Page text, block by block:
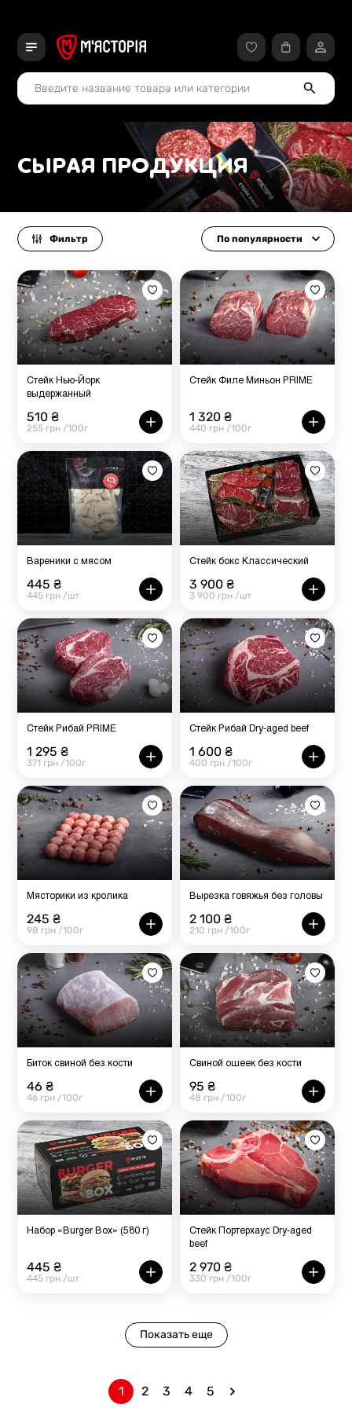
СЫРАЯ ПРОДУКЦИЯ
Фильтр По популярности
Стейк Нью-Йорк
выдержанный
510 ₴
255 грн /100г
Стейк Филе Миньон PRIME
1 320 ₴
440 грн /100г
Вареники с мясом
445 ₴
445 грн /шт
Стейк бокс Классический
3 900 ₴
3 900 грн /шт
Стейк Рибай PRIME
1 295 ₴
371 грн /100г
Стейк Рибай Dry-aged beef
1 600 ₴
400 грн /100г
Мясторики из кролика
245 ₴
98 грн /100г
Вырезка говяжья без головы
2 100 ₴
210 грн /100г
Биток свиной без кости
46 ₴
46 грн /100г
Свиной ошеек без кости
95 ₴
48 грн /100г
Набор «Burger Box» (580 г)
445 ₴
445 грн /шт
Стейк Портерхаус Dry-aged
beef
2 970 ₴
330 грн /100г
Показать еще
1 2 3 4 5